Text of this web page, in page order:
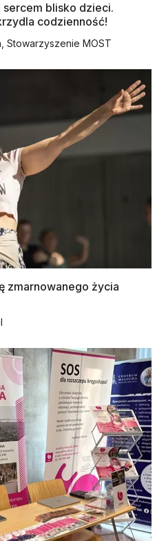
sercem blisko dzieci.
codzienność!
Stowarzyszenie MOST
zmarnowanego życia